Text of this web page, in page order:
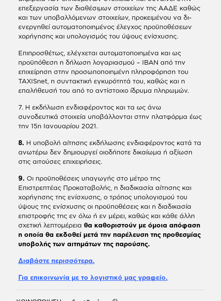
επεξεργασία των διαθέσιμων στοιχείων της ΑΑΔΕ καθώς
και των υποβαλλόμενων στοιχείων, προκειμένου να δι-
ενεργηθεί αυτοματοποιημένος έλεγχος προϋποθέσεων
χορήγησης και υπολογισμός του ύψους ενίσχυσης.
Επιπροσθέτως, ελέγχεται αυτοματοποιημένα και ως
προϋπόθεση η δήλωση λογαριασμού – ΙΒΑΝ από την
επιχείρηση στην προσωποποιημένη πληροφόρηση του
TAXISnet, η συντακτική εγκυρότητά του, καθώς και η
επαλήθευσή του από το αντίστοιχο ίδρυμα πληρωμών.
7. Η εκδήλωση ενδιαφέροντος και τα ως άνω
συνοδευτικά στοιχεία υποβάλλονται στην πλατφόρμα έως
την 15η Ιανουαρίου 2021.
8. Η υποβολή αίτησης εκδήλωσης ενδιαφέροντος κατά τα
ανωτέρω δεν δημιουργεί οιοδήποτε δικαίωμα ή αξίωση
στις αιτούσες επιχειρήσεις.
9. Οι προϋποθέσεις υπαγωγής στο μέτρο της
Επιστρεπτέας Προκαταβολής, η διαδικασία αίτησης και
χορήγησης της ενίσχυσης, ο τρόπος υπολογισμού του
ύψους της ενίσχυσης οι προϋποθέσεις και η διαδικασία
επιστροφής της εν όλω ή εν μέρει, καθώς και κάθε άλλη
σχετική λεπτομέρεια θα καθοριστούν με όμοια απόφαση
η οποία θα εκδοθεί μετά την παρέλευση της προθεσμίας
υποβολής των αιτημάτων της παρούσης.
Διαβάστε περισσότερα.
Για επικοινωνία με το λογιστικό μας γραφείο.